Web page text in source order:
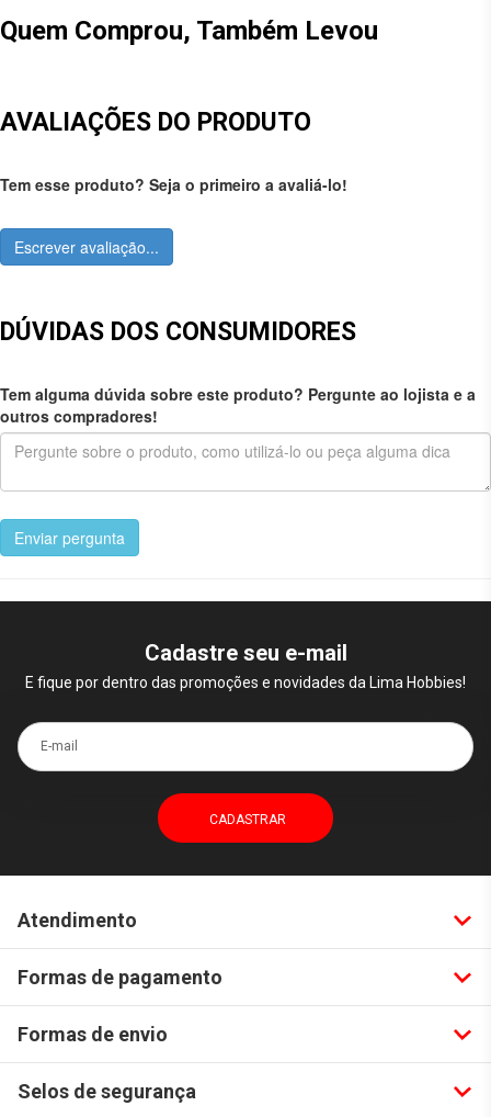
Quem Comprou, Também Levou
AVALIAÇÕES DO PRODUTO
Tem esse produto? Seja o primeiro a avaliá-lo!
Escrever avaliação...
DÚVIDAS DOS CONSUMIDORES
Tem alguma dúvida sobre este produto? Pergunte ao lojista e a
outros compradores!
Enviar pergunta
Cadastre seu e-mail
E fique por dentro das promoções e novidades da Lima Hobbies!
E-mail
Atendimento
Formas de pagamento
Formas de envio
Selos de segurança